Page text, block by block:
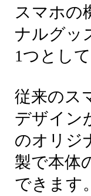
スマホの
ナルグッ
1つとし
従来のス
デザイン
のオリジ
製で本体
できます。